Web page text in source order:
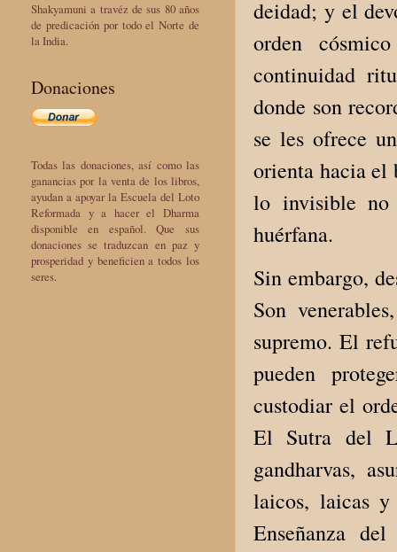
deidad; y el
orden
continuidad
donde son
se les ofrece
orienta hacia el
lo invisible no
huérfana.
Sin embargo,
Son
supremo. El
pueden
custodiar el
El Sutra del
gandharvas,
laicos, laicas y
Enseñanza
Shakyamuni a travéz de sus 80 años
de predicación por todo el Norte de
la India.
Donaciones
Todas las donaciones, así como las
ganancias por la venta de los libros,
ayudan a apoyar la Escuela del Loto
Reformada y a hacer el Dharma
disponible en español. Que sus
donaciones se traduzcan en paz y
prosperidad y beneficien a todos los
seres.